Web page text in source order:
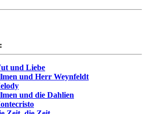
:
und Liebe
und Herr Weynfeldt
und die Dahlien